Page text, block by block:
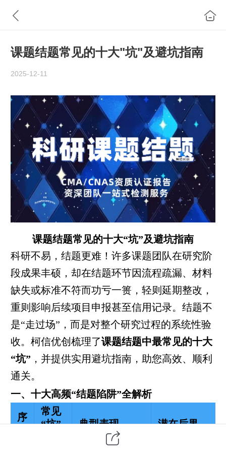
课题结题常见的十大"坑"及避坑指南
2025-12-11
课题结题常见的十大“坑”及避坑指南
科研不易，结题更难！许多课题团队在研究阶
段成果丰硕，却在结题环节因流程疏漏、材料
缺失或标准不符而功亏一篑，轻则延期整改，
重则影响后续项目申报甚至信用记录。结题不
是“走过场”，而是对整个研究过程的系统性验
收。柯信优创梳理了课题结题中最常见的十大
“坑” ，并提供实用避坑指南，助您高效、顺利
通关。
一、十大高频“结题陷阱”全解析
序
常见
“坑”
典型表现 潜在后果